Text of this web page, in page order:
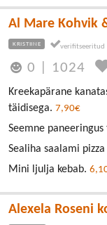
Al Mare Kohvik
KRISTIINE
0 1024
Kreekapärane
täidisega. 7,90€
Seemne
Sealiha saalami
Mini ljulja kebab.
Alexela Roseni